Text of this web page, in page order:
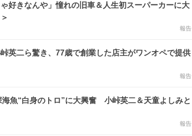
好きなんや」憧れの旧車＆人生初スーパーカーに大
報告
英二ら驚き、77歳で創業した店主がワンオペで提供
報告
魚“白身のトロ”に大興奮 小峠英二＆天童よしみと
報告